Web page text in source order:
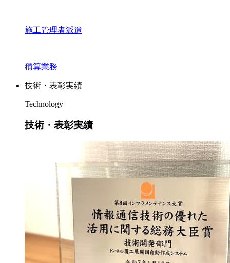
施工管理者派遣
積算業務
技術・表彰実績
Technology
技術・表彰実績